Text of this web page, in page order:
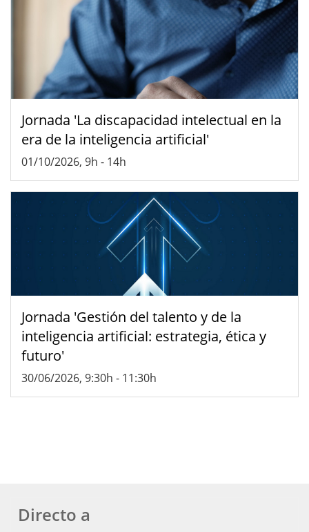
Jornada 'La discapacidad intelectual en la
era de la inteligencia artificial'
01/10/2026, 9h - 14h
Jornada 'Gestión del talento y de la
inteligencia artificial: estrategia, ética y
futuro'
30/06/2026, 9:30h - 11:30h
Directo a